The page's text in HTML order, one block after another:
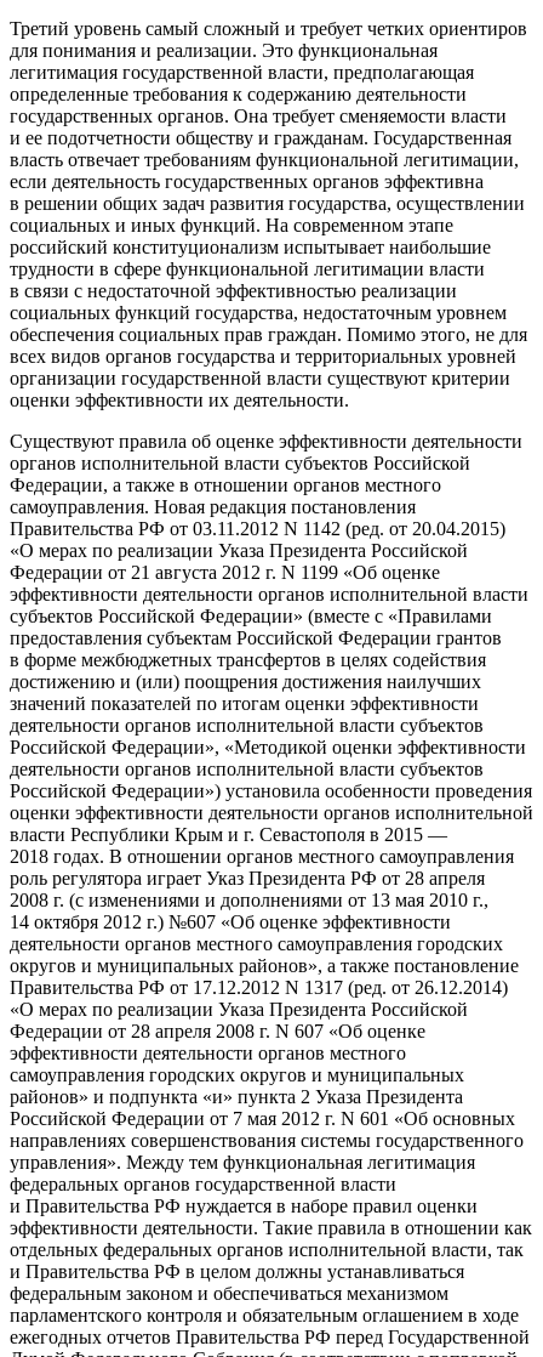
Третий уровень самый сложный и требует четких ориентиров
для понимания и реализации. Это функциональная
легитимация государственной власти, предполагающая
определенные требования к содержанию деятельности
государственных органов. Она требует сменяемости власти
и ее подотчетности обществу и гражданам. Государственная
власть отвечает требованиям функциональной легитимации,
если деятельность государственных органов эффективна
в решении общих задач развития государства, осуществлении
социальных и иных функций. На современном этапе
российский конституционализм испытывает наибольшие
трудности в сфере функциональной легитимации власти
в связи с недостаточной эффективностью реализации
социальных функций государства, недостаточным уровнем
обеспечения социальных прав граждан. Помимо этого, не для
всех видов органов государства и территориальных уровней
организации государственной власти существуют критерии
оценки эффективности их деятельности.
Существуют правила об оценке эффективности деятельности
органов исполнительной власти субъектов Российской
Федерации, а также в отношении органов местного
самоуправления. Новая редакция постановления
Правительства РФ от 03.11.2012 N 1142 (ред. от 20.04.2015)
«О мерах по реализации Указа Президента Российской
Федерации от 21 августа 2012 г. N 1199 «Об оценке
эффективности деятельности органов исполнительной власти
субъектов Российской Федерации» (вместе с «Правилами
предоставления субъектам Российской Федерации грантов
в форме межбюджетных трансфертов в целях содействия
достижению и (или) поощрения достижения наилучших
значений показателей по итогам оценки эффективности
деятельности органов исполнительной власти субъектов
Российской Федерации», «Методикой оценки эффективности
деятельности органов исполнительной власти субъектов
Российской Федерации») установила особенности проведения
оценки эффективности деятельности органов исполнительной
власти Республики Крым и г. Севастополя в 2015 —
2018 годах. В отношении органов местного самоуправления
роль регулятора играет Указ Президента РФ от 28 апреля
2008 г. (с изменениями и дополнениями от 13 мая 2010 г.,
14 октября 2012 г.) №607 «Об оценке эффективности
деятельности органов местного самоуправления городских
округов и муниципальных районов», а также постановление
Правительства РФ от 17.12.2012 N 1317 (ред. от 26.12.2014)
«О мерах по реализации Указа Президента Российской
Федерации от 28 апреля 2008 г. N 607 «Об оценке
эффективности деятельности органов местного
самоуправления городских округов и муниципальных
районов» и подпункта «и» пункта 2 Указа Президента
Российской Федерации от 7 мая 2012 г. N 601 «Об основных
направлениях совершенствования системы государственного
управления». Между тем функциональная легитимация
федеральных органов государственной власти
и Правительства РФ нуждается в наборе правил оценки
эффективности деятельности. Такие правила в отношении как
отдельных федеральных органов исполнительной власти, так
и Правительства РФ в целом должны устанавливаться
федеральным законом и обеспечиваться механизмом
парламентского контроля и обязательным оглашением в ходе
ежегодных отчетов Правительства РФ перед Государственной